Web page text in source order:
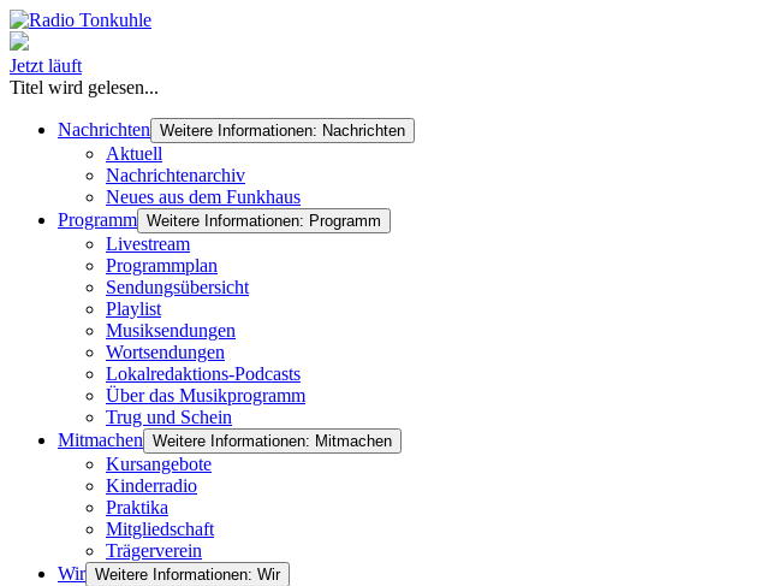
Jetzt läuft
Titel wird gelesen...
Nachrichten Weitere Informationen: Nachrichten
Aktuell
Nachrichtenarchiv
Neues aus dem Funkhaus
Programm Weitere Informationen: Programm
Livestream
Programmplan
Sendungsübersicht
Playlist
Musiksendungen
Wortsendungen
Lokalredaktions-Podcasts
Über das Musikprogramm
Trug und Schein
Mitmachen Weitere Informationen: Mitmachen
Kursangebote
Kinderradio
Praktika
Mitgliedschaft
Trägerverein
Wir Weitere Informationen: Wir